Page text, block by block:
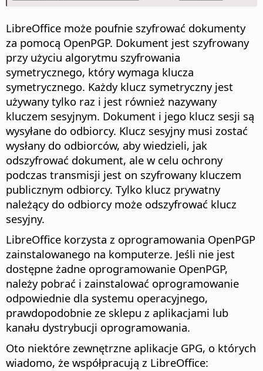
LibreOffice może poufnie szyfrować dokumenty
za pomocą OpenPGP. Dokument jest szyfrowany
przy użyciu algorytmu szyfrowania
symetrycznego, który wymaga klucza
symetrycznego. Każdy klucz symetryczny jest
używany tylko raz i jest również nazywany
kluczem sesyjnym. Dokument i jego klucz sesji są
wysyłane do odbiorcy. Klucz sesyjny musi zostać
wysłany do odbiorców, aby wiedzieli, jak
odszyfrować dokument, ale w celu ochrony
podczas transmisji jest on szyfrowany kluczem
publicznym odbiorcy. Tylko klucz prywatny
należący do odbiorcy może odszyfrować klucz
sesyjny.
LibreOffice korzysta z oprogramowania OpenPGP
zainstalowanego na komputerze. Jeśli nie jest
dostępne żadne oprogramowanie OpenPGP,
należy pobrać i zainstalować oprogramowanie
odpowiednie dla systemu operacyjnego,
prawdopodobnie ze sklepu z aplikacjami lub
kanału dystrybucji oprogramowania.
Oto niektóre zewnętrzne aplikacje GPG, o których
wiadomo, że współpracują z LibreOffice: